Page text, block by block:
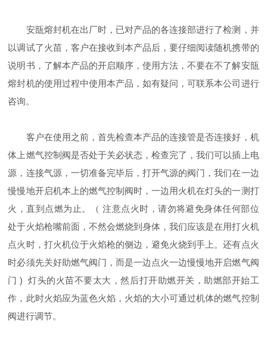
安瓿熔封机在出厂时，已对产品的各连接部进行了检测，并
以调试了火苗，客户在接收到本产品后，要仔细阅读随机携带的
说明书，了解本产品的开启顺序，使用方法，不要在不了解安瓿
熔封机的使用过程中使用本产品，如有疑问，可联系本公司进行
咨询。
客户在使用之前，首先检查本产品的连接管是否连接好，机
体上燃气控制阀是否处于关必状态，检查完了，我们可以插上电
源，连接气源，一切准备完毕后，打开气源的阀门，我们在一边
慢慢地开启机本上的燃气控制阀时，一边用火机在灯头的一测打
火，直到点燃为止。（ 注意点火时，请勿将避免身体任何部位
处于火焰枪嘴前面，不然会燃烧到身体，我们应该是在用打火机
点火时，打火机位于火焰枪的侧边，避免火烧到手上。还有点火
时必须先关好助燃气阀门，而是一边点火一边慢慢地开启燃气阀
门 ) 灯头的火苗不要太大，然后打开助燃开关，助燃部开始工
作，此时火焰应为蓝色火焰，火焰的大小可通过机体的燃气控制
阀进行调节。